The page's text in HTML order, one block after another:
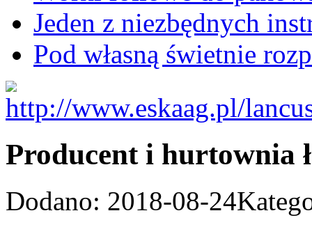
Jeden z niezbędnych
Pod własną świetnie
Producent i hurtownia
Dodano: 2018-08-24